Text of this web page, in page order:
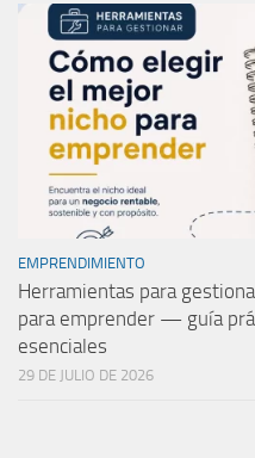
EMPRENDIMIENTO
Herramientas para
para emprender — guía
esenciales
29 DE JULIO DE 2026